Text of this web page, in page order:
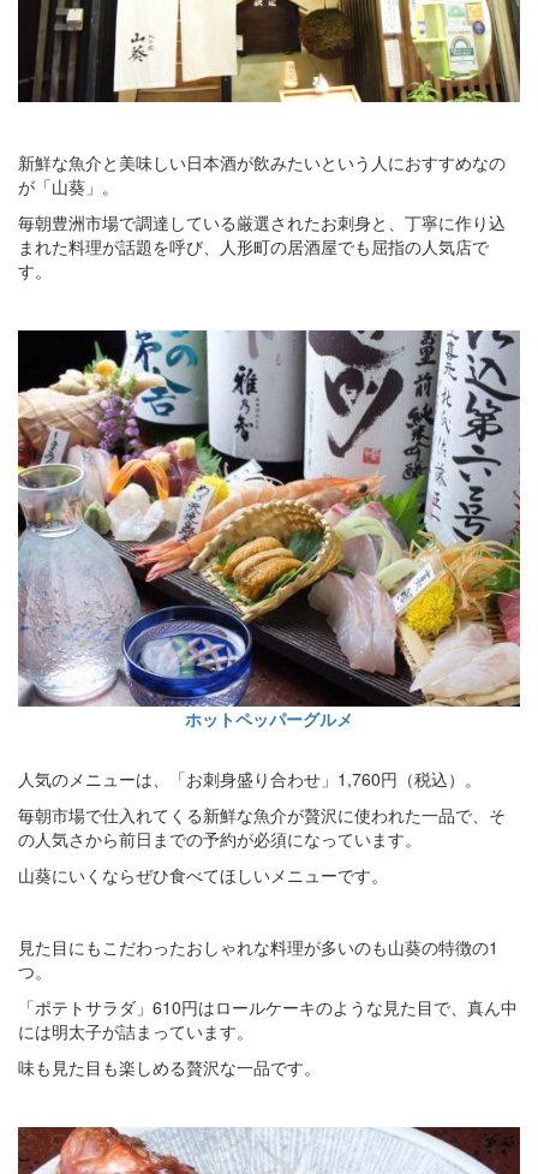
新鮮な魚介と美味しい日本酒が飲みたいという人におすすめなの
が「山葵」。
毎朝豊洲市場で調達している厳選されたお刺身と、丁寧に作り込
まれた料理が話題を呼び、人形町の居酒屋でも屈指の人気店で
す。
ホットペッパーグルメ
人気のメニューは、「お刺身盛り合わせ」1,760円（税込）。
毎朝市場で仕入れてくる新鮮な魚介が贅沢に使われた一品で、そ
の人気さから前日までの予約が必須になっています。
山葵にいくならぜひ食べてほしいメニューです。
見た目にもこだわったおしゃれな料理が多いのも山葵の特徴の1
つ。
「ポテトサラダ」610円はロールケーキのような見た目で、真ん中
には明太子が詰まっています。
味も見た目も楽しめる贅沢な一品です。